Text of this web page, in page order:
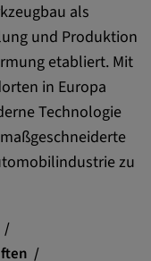
als
und Produktion
etabliert. Mit
in Europa
Technologie
zu
gesetzt und
des